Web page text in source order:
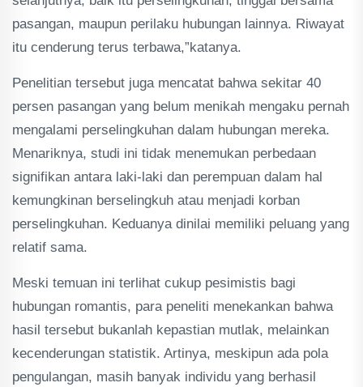
pasangan, maupun perilaku hubungan lainnya. Riwayat
itu cenderung terus terbawa,”katanya.
Penelitian tersebut juga mencatat bahwa sekitar 40
persen pasangan yang belum menikah mengaku pernah
mengalami perselingkuhan dalam hubungan mereka.
Menariknya, studi ini tidak menemukan perbedaan
signifikan antara laki-laki dan perempuan dalam hal
kemungkinan berselingkuh atau menjadi korban
perselingkuhan. Keduanya dinilai memiliki peluang yang
relatif sama.
Meski temuan ini terlihat cukup pesimistis bagi
hubungan romantis, para peneliti menekankan bahwa
hasil tersebut bukanlah kepastian mutlak, melainkan
kecenderungan statistik. Artinya, meskipun ada pola
pengulangan, masih banyak individu yang berhasil